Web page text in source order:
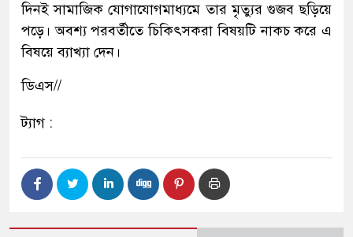
দিনই সামাজিক যোগাযোগমাধ্যমে তার মৃত্যুর গুজব ছড়িয়ে
পড়ে। অবশ্য পরবর্তীতে চিকিৎসকরা বিষয়টি নাকচ করে এ
বিষয়ে ব্যাখ্যা দেন।
ডিএস//
ট্যাগ :